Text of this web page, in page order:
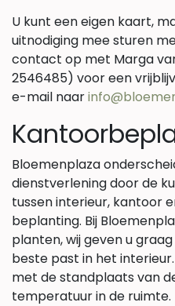
U kunt een eigen kaart,
uitnodiging mee sturen
contact op met Marga
2546485) voor een
e-mail naar
Bloemenplaza
dienstverlening door de
tussen interieur, kantoor
beplanting. Bij
planten, wij geven u
beste past in het
met de standplaats van
temperatuur in de ruimte.